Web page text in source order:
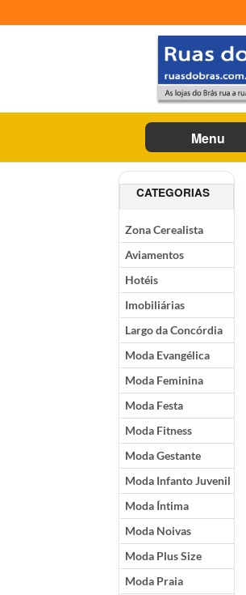
Menu
CATEGORIAS
Zona Cerealista
Aviamentos
Hotéis
Imobiliárias
Largo da Concórdia
Moda Evangélica
Moda Feminina
Moda Festa
Moda Fitness
Moda Gestante
Moda Infanto Juvenil
Moda Íntima
Moda Noivas
Moda Plus Size
Moda Praia